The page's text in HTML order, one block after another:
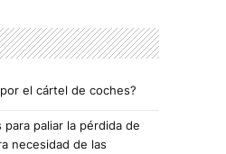
el cártel de coches?
paliar la pérdida de
necesidad de las